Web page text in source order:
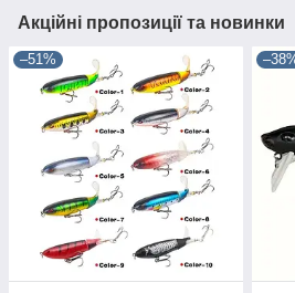
Акційні пропозиції та новинки
–51%